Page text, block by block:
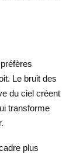
Le bruit des
du ciel créent
transforme
plus